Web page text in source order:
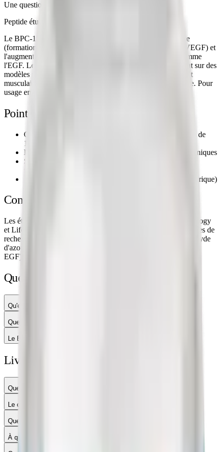
Une question ?
Peptide étudié dans 100+ publications peer-reviewed
Le BPC-157 est étudié pour sa stimulation de l'angiogenèse
(formation de nouveaux vaisseaux sanguins via le facteur VEGF) et
l'augmentation de l'expression de facteurs de croissance comme
l'EGF. Les études (100+ publications peer-reviewed) portent sur des
modèles précliniques de lésions tendineuses, ligamentaires et
musculaires. Le peptide présente une stabilité en milieu acide. Pour
usage en recherche uniquement.
Points clés de la littérature
Cicatrisation des tendons et ligaments étudiée dans plus de
100 publications peer-reviewed
Effets gastro-intestinaux étudiés dans les modèles précliniques
Stimulation des facteurs de croissance (VEGF, EGF) et
Stabilité en milieu acide (résistance à la dégradation gastrique)
Contexte scientifique
Les études publiées dans des revues comme Journal of Physiology
et Life Sciences examinent le rôle du BPC-157 dans les modèles de
recherche préclinique, notamment sur la modulation du monoxyde
d'azote (NO) et l'expression de facteurs de croissance (VEGF,
EGF).
Questions sur ce produit
Qu'est-ce que le BPC-157 ?
Quelle est la différence entre BPC-157 et TB-500 ?
Le BPC-157 est-il stable ?
Livraison, paiement & usage
Quel est le délai de livraison ?
Le colis est-il discret ?
Quels moyens de paiement sont acceptés ?
À qui s'adressent ces produits ?